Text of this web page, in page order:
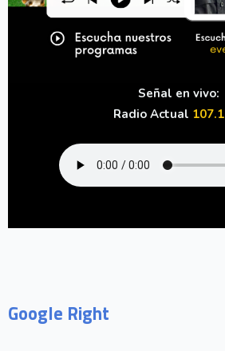
Señal en vivo:
Radio Actual 107.1
Google Right